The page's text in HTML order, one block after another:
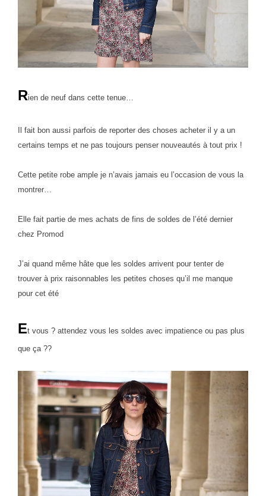
Rien de neuf dans cette tenue…
Il fait bon aussi parfois de reporter des choses acheter il y a un
certains temps et ne pas toujours penser nouveautés à tout prix !
Cette petite robe ample je n’avais jamais eu l’occasion de vous la
montrer…
Elle fait partie de mes achats de fins de soldes de l’été dernier
chez Promod
J’ai quand même hâte que les soldes arrivent pour tenter de
trouver à prix raisonnables les petites choses qu’il me manque
pour cet été
Et vous ? attendez vous les soldes avec impatience ou pas plus
que ça ??